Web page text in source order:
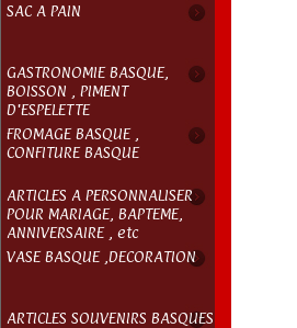
SAC A PAIN
GASTRONOMIE BASQUE,
BOISSON , PIMENT
D'ESPELETTE
FROMAGE BASQUE ,
CONFITURE BASQUE
ARTICLES A PERSONNALISER
POUR MARIAGE, BAPTEME,
ANNIVERSAIRE , etc
VASE BASQUE ,DECORATION
ARTICLES SOUVENIRS BASQUES